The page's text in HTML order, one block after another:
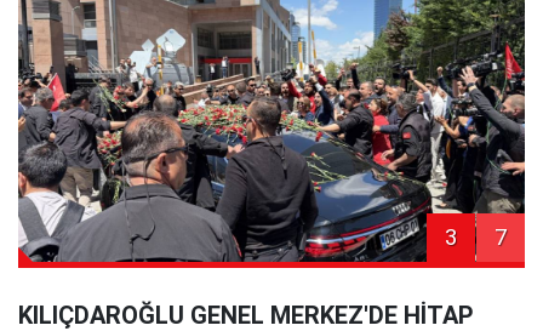
3 7
KILIÇDAROĞLU GENEL MERKEZ'DE HİTAP